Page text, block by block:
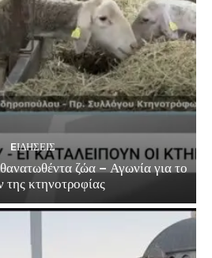
EΙΔΗΣΕΙΣ
ζώα – Αγωνία για το
της κτηνοτροφίας